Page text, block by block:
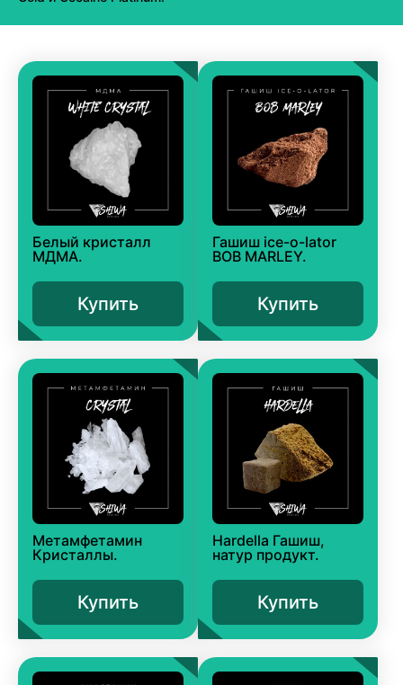
Белый кристалл
МДМА.
Купить
Гашиш ice-o-lator
BOB MARLEY.
Купить
Метамфетамин
Кристаллы.
Купить
Hardella Гашиш,
натур продукт.
Купить